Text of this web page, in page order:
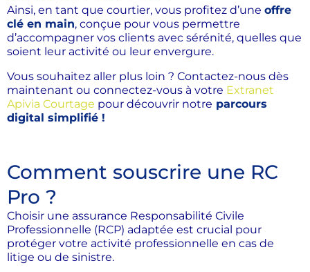
Ainsi, en tant que courtier, vous profitez d’une offre
clé en main, conçue pour vous permettre
d’accompagner vos clients avec sérénité, quelles que
soient leur activité ou leur envergure.
Vous souhaitez aller plus loin ? Contactez-nous dès
maintenant ou connectez-vous à votre Extranet
Apivia Courtage pour découvrir notre parcours
digital simplifié !
Comment souscrire une RC
Pro ?
Choisir une assurance Responsabilité Civile
Professionnelle (RCP) adaptée est crucial pour
protéger votre activité professionnelle en cas de
litige ou de sinistre.